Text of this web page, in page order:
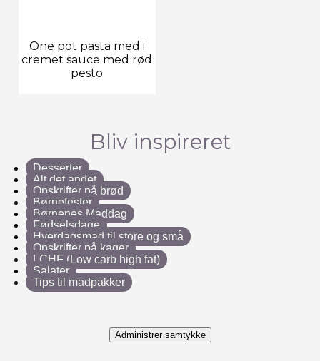
One pot pasta med i
cremet sauce med rød
pesto
Bliv inspireret
Desserter
Alt det andet
Opskrifter på brød
Børnefester
Børnenes Maddag
Fødselsdage
Hverdagsmad til store og små
Opskrifter på kager
LCHF (Low carb high fat)
Salater
Tips til madpakker
Administrer samtykke